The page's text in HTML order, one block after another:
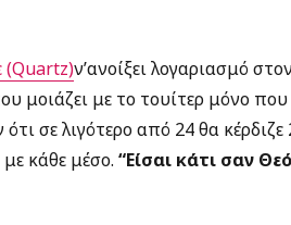
(Quartz)ν’ανοίξει λογαριασμό
μοιάζει με το τουίτερ μόνο που
σε λιγότερο από 24 θα
κάθε μέσο. “Είσαι κάτι σαν